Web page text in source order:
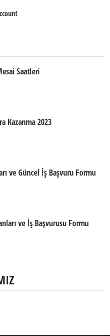
Saatleri
Kazanma 2023
ve Güncel İş Başvuru Formu
ve İş Başvurusu Formu